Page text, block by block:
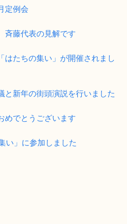
定例会
斉藤代表の見解です
はたちの集い」が開催されまし
と新年の街頭演説を行いました
めでとうございます
い」に参加しました